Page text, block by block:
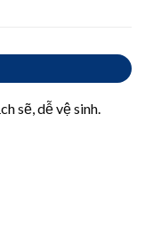
sẽ, dễ vệ sinh.